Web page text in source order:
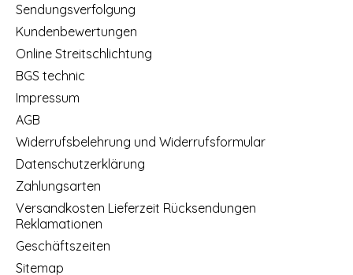
Sendungsverfolgung
Kundenbewertungen
Online Streitschlichtung
BGS technic
Impressum
AGB
Widerrufsbelehrung und Widerrufsformular
Datenschutzerklärung
Zahlungsarten
Versandkosten Lieferzeit Rücksendungen
Reklamationen
Geschäftszeiten
Sitemap